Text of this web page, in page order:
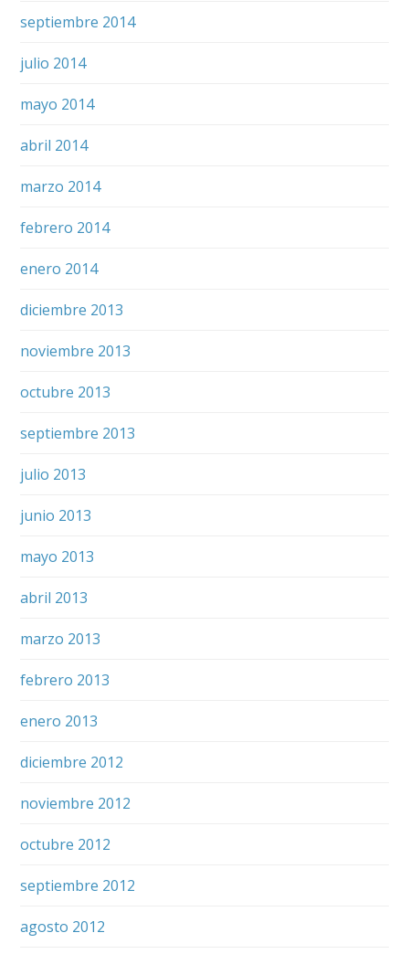
septiembre 2014
julio 2014
mayo 2014
abril 2014
marzo 2014
febrero 2014
enero 2014
diciembre 2013
noviembre 2013
octubre 2013
septiembre 2013
julio 2013
junio 2013
mayo 2013
abril 2013
marzo 2013
febrero 2013
enero 2013
diciembre 2012
noviembre 2012
octubre 2012
septiembre 2012
agosto 2012